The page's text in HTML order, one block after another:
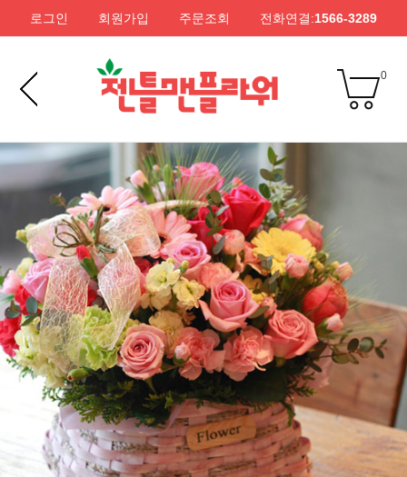
로그인 회원가입 주문조회 전화연결:1566-3289
0